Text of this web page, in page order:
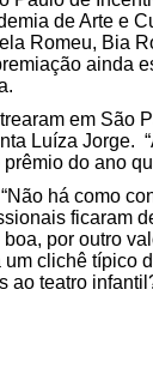
de Arte e
Romeu, Bia
ainda
em São
Luíza Jorge.
do ano
há como
ficaram
por outro
clichê típico
ao teatro